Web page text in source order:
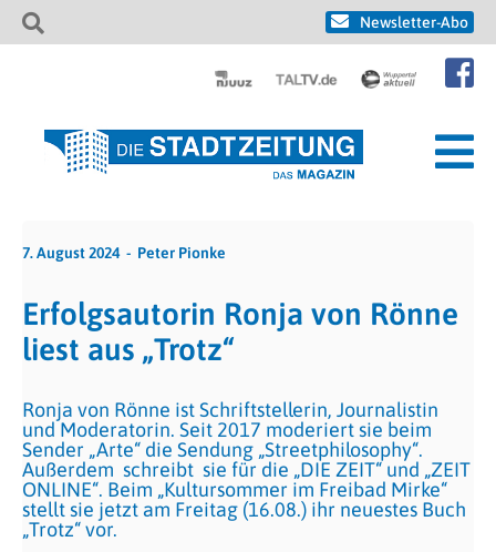
Newsletter-Abo
7. August 2024 Peter Pionke
Erfolgsautorin Ronja von Rönne
liest aus „Trotz“
Ronja von Rönne ist Schriftstellerin, Journalistin
und Moderatorin. Seit 2017 moderiert sie beim
Sender „Arte“ die Sendung „Streetphilosophy“.
Außerdem schreibt sie für die „DIE ZEIT“ und „ZEIT
ONLINE“. Beim „Kultursommer im Freibad Mirke“
stellt sie jetzt am Freitag (16.08.) ihr neuestes Buch
„Trotz“ vor.